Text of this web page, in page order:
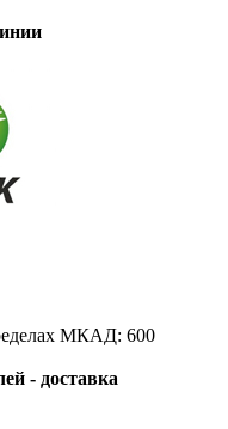
МКАД: 600
- доставка